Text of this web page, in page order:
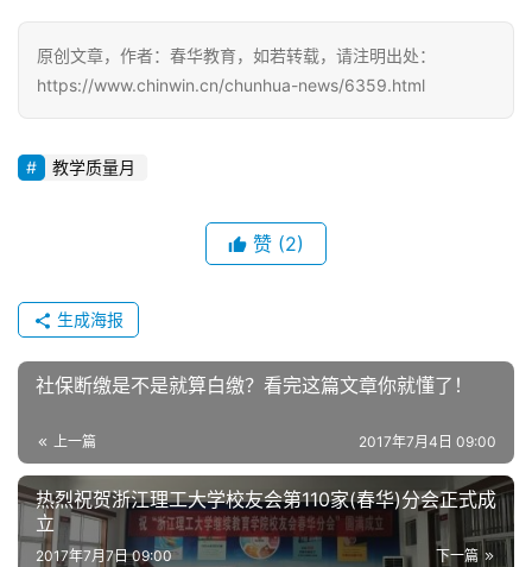
原创文章，作者：春华教育，如若转载，请注明出处：
https://www.chinwin.cn/chunhua-news/6359.html
教学质量月
赞 (2)
生成海报
社保断缴是不是就算白缴？看完这篇文章你就懂了！
上一篇 2017年7月4日 09:00
热烈祝贺浙江理工大学校友会第110家(春华)分会正式成
立
下一篇
2017年7月7日 09:00